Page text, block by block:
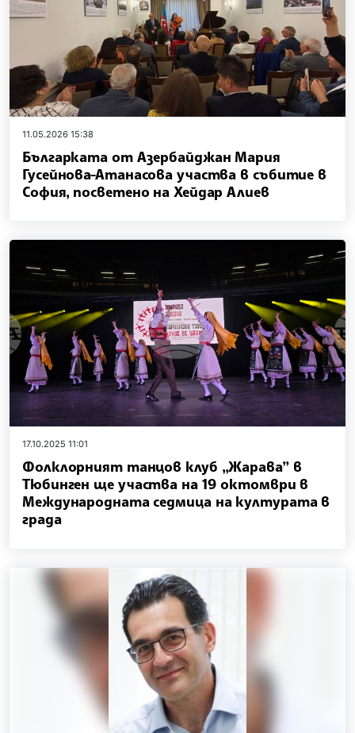
11.05.2026 15:38
Българката от Азербайджан Мария
Гусейнова-Атанасова участва в събитие в
София, посветено на Хейдар Алиев
17.10.2025 11:01
Фолклорният танцов клуб „Жарава” в
Тюбинген ще участва на 19 октомври в
Международната седмица на културата в
града